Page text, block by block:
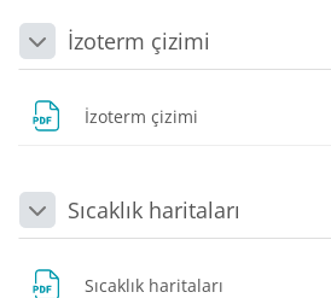
Daraltİzoterm çizimi
İzoterm çizimi
DaraltSıcaklık haritaları
Sıcaklık haritaları